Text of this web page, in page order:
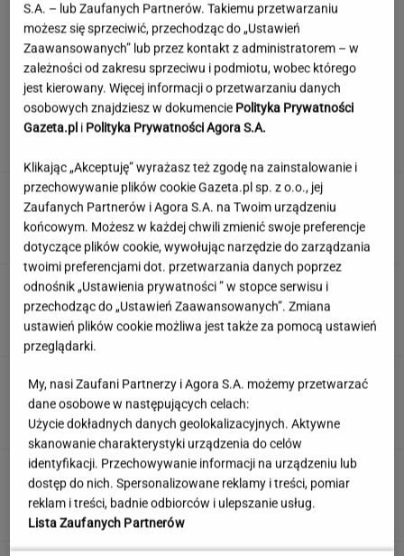
Tajemniczy most na granicy Rosji. Ukraina bije
na alarm
Dostałeś taki list z banku? Lepiej go nie
ignorować
Rozwiąż quiz geograficzny i dopasuj miasto do
państwa. Zdobędziesz 9/13?
Jedno przekonanie może utrudniać życie
osobom z astygmatyzmem. Zwłaszcza latem
MATERIAŁ PROMOCYJNY
Partnerka Litewki po jego
śmierci: Niektórzy zlecieli się jak sępy
SUBSKRYPCJA
S.A. – lub Zaufanych Partnerów. Takiemu przetwarzaniu
możesz się sprzeciwić, przechodząc do „Ustawień
Zaawansowanych” lub przez kontakt z administratorem – w
zależności od zakresu sprzeciwu i podmiotu, wobec którego
jest kierowany. Więcej informacji o przetwarzaniu danych
osobowych znajdziesz w dokumencie Polityka Prywatności
Gazeta.pl i Polityka Prywatności Agora S.A.
Klikając „Akceptuję” wyrażasz też zgodę na zainstalowanie i
przechowywanie plików cookie Gazeta.pl sp. z o.o., jej
Zaufanych Partnerów i Agora S.A. na Twoim urządzeniu
końcowym. Możesz w każdej chwili zmienić swoje preferencje
dotyczące plików cookie, wywołując narzędzie do zarządzania
twoimi preferencjami dot. przetwarzania danych poprzez
odnośnik „Ustawienia prywatności ” w stopce serwisu i
przechodząc do „Ustawień Zaawansowanych”. Zmiana
ustawień plików cookie możliwa jest także za pomocą ustawień
przeglądarki.
My, nasi Zaufani Partnerzy i Agora S.A. możemy przetwarzać
dane osobowe w następujących celach:
Użycie dokładnych danych geolokalizacyjnych. Aktywne
skanowanie charakterystyki urządzenia do celów
identyfikacji. Przechowywanie informacji na urządzeniu lub
dostęp do nich. Spersonalizowane reklamy i treści, pomiar
reklam i treści, badnie odbiorców i ulepszanie usług.
Lista Zaufanych Partnerów